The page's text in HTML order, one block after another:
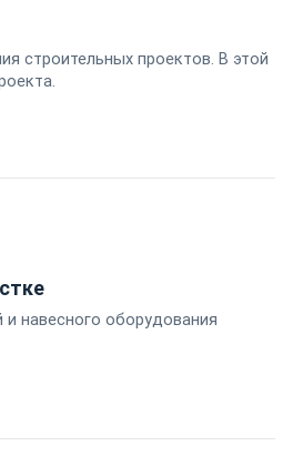
строительных проектов. В этой
навесного оборудования